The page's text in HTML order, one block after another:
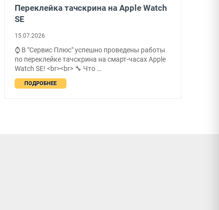
Переклейка тачскрина на Apple Watch
SE
15.07.2026
⌚ В "Сервис Плюс" успешно проведены работы
по переклейке тачскрина на смарт-часах Apple
Watch SE! <br><br> 🔧 Что …
ПОДРОБНЕЕ